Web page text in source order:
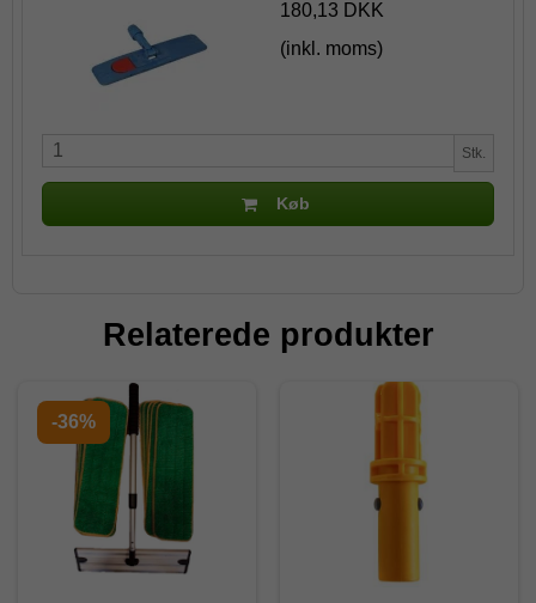
180,13 DKK
(inkl. moms)
Stk.
Køb
Relaterede produkter
-36%